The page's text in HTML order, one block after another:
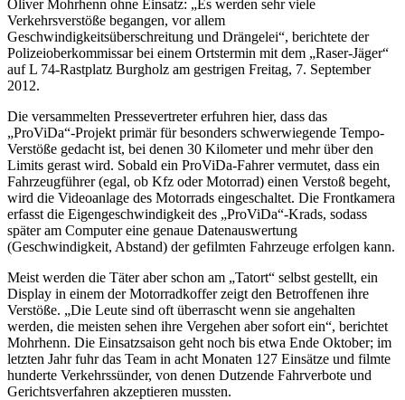
Oliver Mohrhenn ohne Einsatz: „Es werden sehr viele
Verkehrsverstöße begangen, vor allem
Geschwindigkeitsüberschreitung und Drängelei“, berichtete der
Polizeioberkommissar bei einem Ortstermin mit dem „Raser-Jäger“
auf L 74-Rastplatz Burgholz am gestrigen Freitag, 7. September
2012.
Die versammelten Pressevertreter erfuhren hier, dass das
„ProViDa“-Projekt primär für besonders schwerwiegende Tempo-
Verstöße gedacht ist, bei denen 30 Kilometer und mehr über den
Limits gerast wird. Sobald ein ProViDa-Fahrer vermutet, dass ein
Fahrzeugführer (egal, ob Kfz oder Motorrad) einen Verstoß begeht,
wird die Videoanlage des Motorrads eingeschaltet. Die Frontkamera
erfasst die Eigengeschwindigkeit des „ProViDa“-Krads, sodass
später am Computer eine genaue Datenauswertung
(Geschwindigkeit, Abstand) der gefilmten Fahrzeuge erfolgen kann.
Meist werden die Täter aber schon am „Tatort“ selbst gestellt, ein
Display in einem der Motorradkoffer zeigt den Betroffenen ihre
Verstöße. „Die Leute sind oft überrascht wenn sie angehalten
werden, die meisten sehen ihre Vergehen aber sofort ein“, berichtet
Mohrhenn. Die Einsatzsaison geht noch bis etwa Ende Oktober; im
letzten Jahr fuhr das Team in acht Monaten 127 Einsätze und filmte
hunderte Verkehrssünder, von denen Dutzende Fahrverbote und
Gerichtsverfahren akzeptieren mussten.